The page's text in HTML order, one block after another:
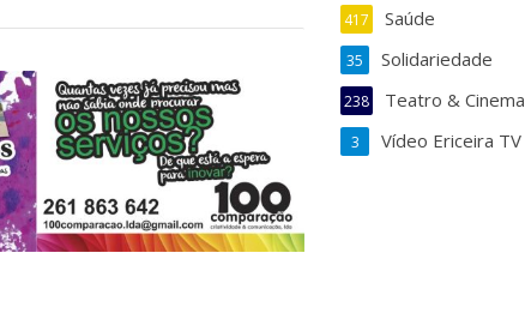
Saúde
417
Solidariedade
35
Teatro & Cinema
238
Vídeo Ericeira TV
3